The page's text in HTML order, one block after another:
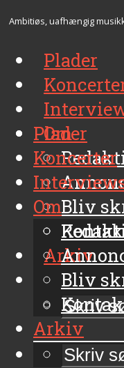
Ambitiøs, uafhængig
Plader
Om
Bliv
Arkiv
Plader
Koncerter
Om
Bliv
Arkiv